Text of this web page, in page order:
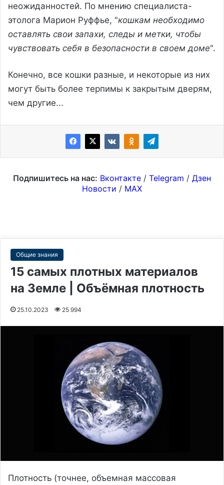
неожиданностей. По мнению специалиста-
этолога Марион Руффье, "кошкам необходимо
оставлять свои запахи, следы и метки, чтобы
чувствовать себя в безопасности в своем доме".
Конечно, все кошки разные, и некоторые из них
могут быть более терпимы к закрытым дверям,
чем другие...
Подпишитесь на нас: Вконтакте / Telegram / Дзен
Новости / MAX